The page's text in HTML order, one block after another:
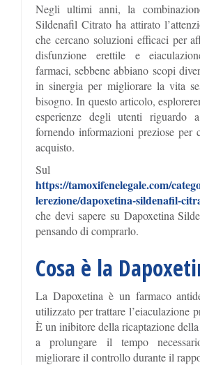
Negli ultimi anni, la
Sildenafil Citrato ha attirato
che cercano soluzioni efficaci per
disfunzione erettile e
farmaci, sebbene abbiano scopi
in sinergia per migliorare la vita
bisogno. In questo articolo,
esperienze degli utenti riguardo
fornendo informazioni preziose per
acquisto.
Sul
https://tamoxifenelegale.com/
lerezione/dapoxetina-sildenafil-
che devi sapere su Dapoxetina
pensando di comprarlo.
Cosa è la
La Dapoxetina è un farmaco
utilizzato per trattare l’eiaculazione
È un inibitore della ricaptazione
a prolungare il tempo
migliorare il controllo durante il